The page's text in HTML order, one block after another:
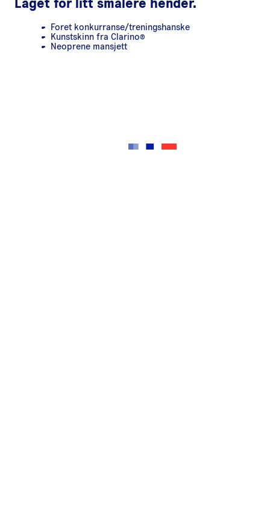
Laget for litt smalere hender.
Foret konkurranse/treningshanske
Kunstskinn fra Clarino®
Neoprene mansjett